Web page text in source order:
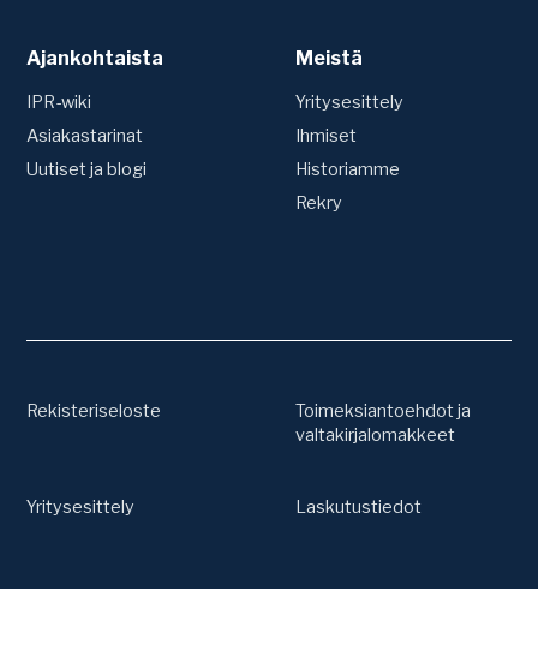
Tavaramerkit
Patentti
Siirrot ja nimenmuutokset
Vuosimaksut ja uudistukset
Valvonta
Kilpailijaseuranta
Patenttirekisterien valvonta
Domain-riitaprosessi (UDRP)
Oikeudenkäynnit
Väite- ja
Yrityskaupat ja
Ajankohtaista
IPR-wiki
Asiakastarinat
Uutiset ja blogi
Meistä
Yritysesittely
Ihmiset
Historiamme
Rekry
Rekisteriseloste
Toimeksiantoehdot ja
valtakirjalomakkeet
Yritysesittely Laskutustiedot